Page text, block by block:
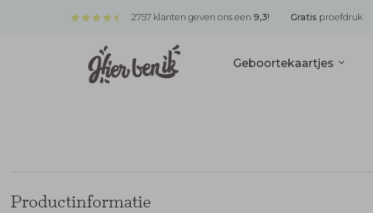
2757 klanten geven ons een 9,3! Gratis proefdruk
Geboortekaartjes
Productinformatie